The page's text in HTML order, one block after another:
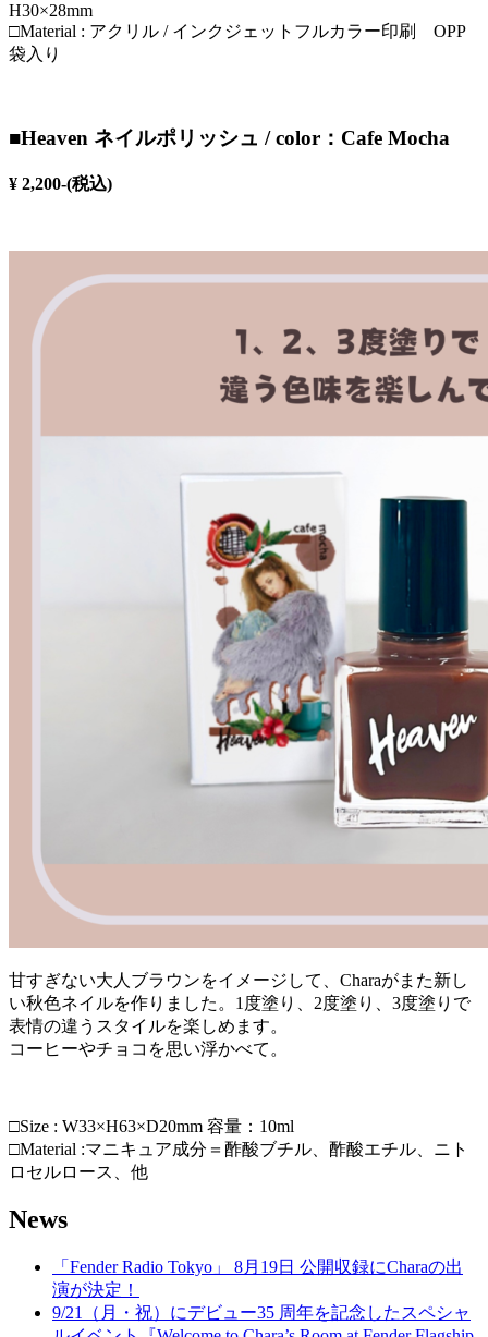
H30×28mm
□Material : アクリル / インクジェットフルカラー印刷 OPP
袋入り
■Heaven ネイルポリッシュ / color：Cafe Mocha
¥ 2,200-(税込)
甘すぎない大人ブラウンをイメージして、Charaがまた新し
い秋色ネイルを作りました。1度塗り、2度塗り、3度塗りで
表情の違うスタイルを楽しめます。
コーヒーやチョコを思い浮かべて。
□Size : W33×H63×D20mm 容量：10ml
□Material :マニキュア成分＝酢酸ブチル、酢酸エチル、ニト
ロセルロース、他
News
「Fender Radio Tokyo」 8月19日 公開収録にCharaの出
演が決定！
9/21（月・祝）にデビュー35 周年を記念したスペシャ